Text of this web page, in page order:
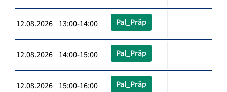
12.08.2026 13:00-14:00 Pal_Präp
12.08.2026 14:00-15:00 Pal_Präp
12.08.2026 15:00-16:00 Pal_Präp